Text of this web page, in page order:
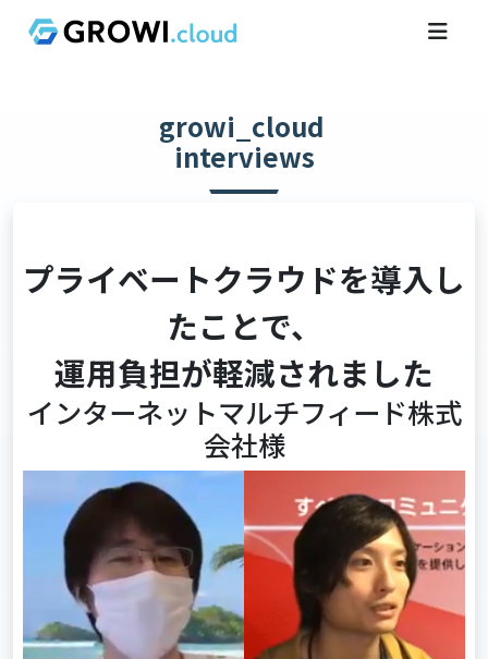
growi_cloud
interviews
プライベートクラウドを導入し
たことで、
運用負担が軽減されました
インターネットマルチフィード株式
会社様